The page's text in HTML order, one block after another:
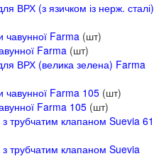
ВРХ (з язичком із нерж. сталі)
чавунної Farma (шт)
Farma (шт)
ВРХ (велика зелена) Farma
чавунної Farma 105 (шт)
Farma 105 (шт)
з трубчатим клапаном Suevia 61
з трубчатим клапаном Suevia